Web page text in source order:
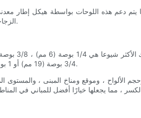
يتم دعم هذه اللوحات بواسطة هيكل إطار
الزجاجية خيارًا شائعًا للمباني التجارية ، حيث تخلق مظهرًا حديثًا ومتطورًا.
3/4 بوصة (19 مم) أو 1 بوصة (25 مم) ، متاحة أيضًا للمشاريع التي تتطلب قوة إضافية ومتانة.
، وموقع ومناخ المبنى ، والمستوى